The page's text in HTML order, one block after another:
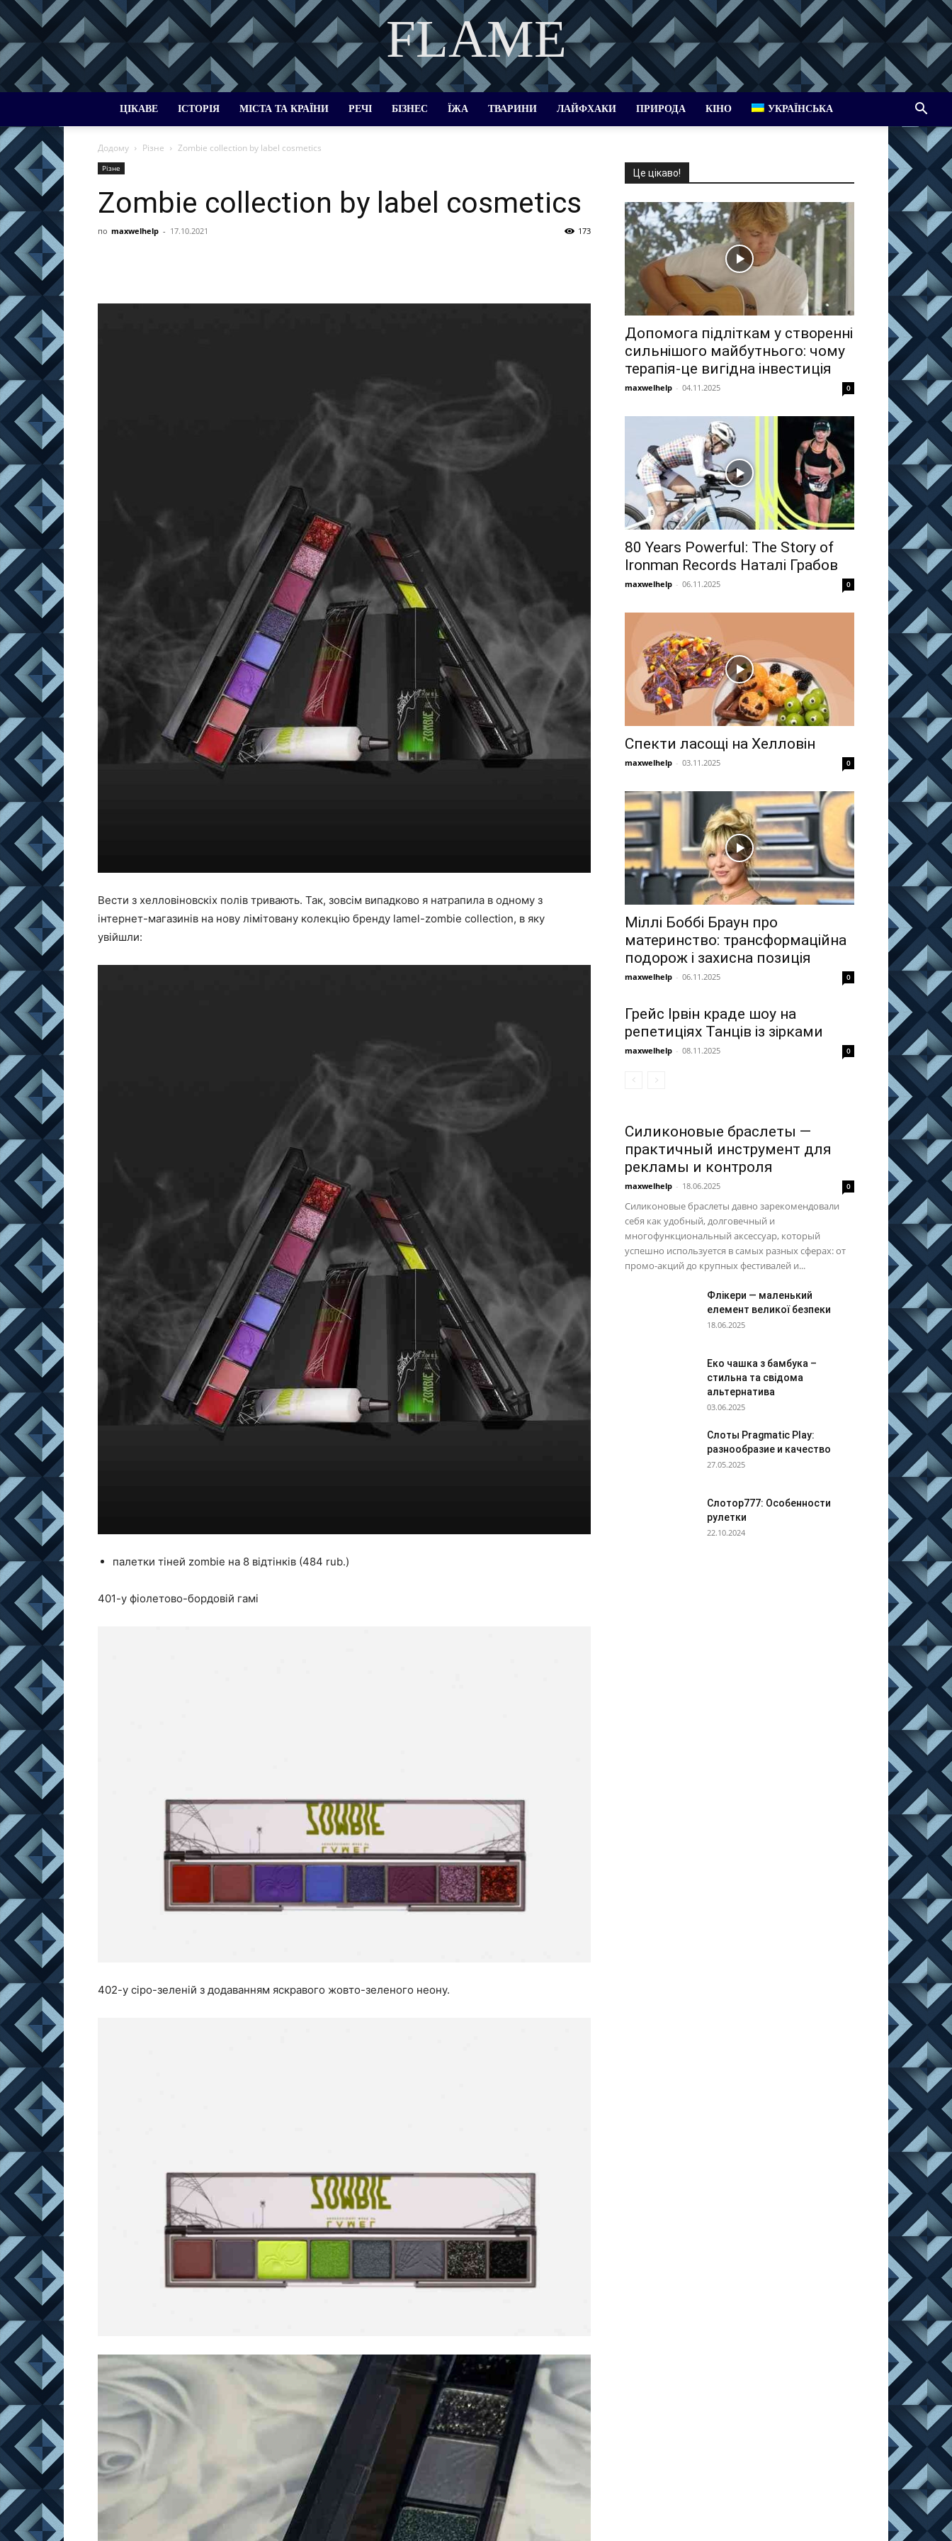
FLAME
DISCOVER THE ART OF PUBLISHING
ЦІКАВЕ ІСТОРІЯ МІСТА ТА КРАЇНИ РЕЧІ БІЗНЕС ЇЖА ТВАРИНИ ЛАЙФХАКИ ПРИРОДА КІНО УКРАЇНСЬКА
Додому Різне Zombie collection by label cosmetics
Різне
Zombie collection by label cosmetics
по maxwelhelp - 17.10.2021 173
Вести з хелловіновскіх полів тривають. Так, зовсім випадково я натрапила в одному з
інтернет-магазинів на нову лімітовану колекцію бренду lamel-zombie collection, в яку
увійшли:
палетки тіней zombie на 8 відтінків (484 rub.)
401-у фіолетово-бордовій гамі
402-у сіро-зеленій з додаванням яскравого жовто-зеленого неону.
Це цікаво!
Допомога підліткам у створенні
сильнішого майбутнього: чому
терапія-це вигідна інвестиція
maxwelhelp - 04.11.2025 0
80 Years Powerful: The Story of
Ironman Records Наталі Грабов
maxwelhelp - 06.11.2025 0
Спекти ласощі на Хелловін
maxwelhelp - 03.11.2025 0
Міллі Боббі Браун про
материнство: трансформаційна
подорож і захисна позиція
maxwelhelp - 06.11.2025 0
Грейс Ірвін краде шоу на
репетиціях Танців із зірками
maxwelhelp - 08.11.2025 0
Силиконовые браслеты —
практичный инструмент для
рекламы и контроля
maxwelhelp - 18.06.2025 0
Силиконовые браслеты давно зарекомендовали
себя как удобный, долговечный и
многофункциональный аксессуар, который
успешно используется в самых разных сферах: от
промо-акций до крупных фестивалей и...
Флікери — маленький
елемент великої безпеки
18.06.2025
Еко чашка з бамбука –
стильна та свідома
альтернатива
03.06.2025
Слоты Pragmatic Play:
разнообразие и качество
27.05.2025
Слотор777: Особенности
рулетки
22.10.2024